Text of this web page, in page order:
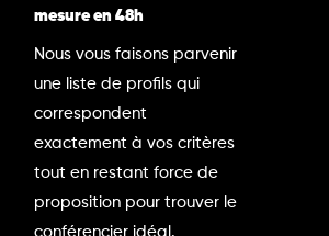
mesure en 48h
Nous vous faisons parvenir
une liste de profils qui
correspondent
exactement à vos critères
tout en restant force de
proposition pour trouver le
conférencier idéal.